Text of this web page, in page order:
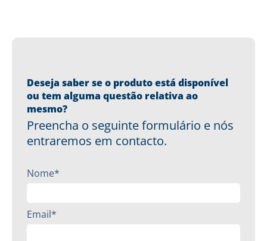
Deseja saber se o produto está disponível
ou tem alguma questão relativa ao
mesmo?
Preencha o seguinte formulário e nós
entraremos em contacto.
Nome*
Email*